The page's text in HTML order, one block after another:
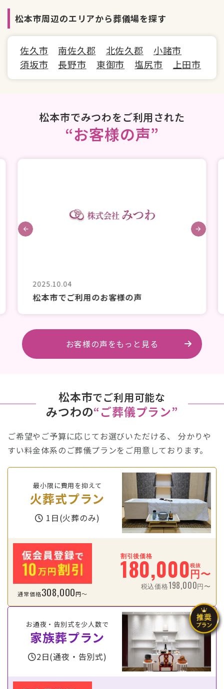
松本市周辺のエリアから葬儀場を探す
佐久市 南佐久郡 北佐久郡
小諸市
須坂市
長野市 東御市 塩尻市 上田市
松本市でみつわをご利用された
“お客様の声”
2025.10.04
松本市でご利用のお客様の声
お客様の声をもっと見る
松本市でご利用可能な
みつわの“ご葬儀プラン”
ご希望やご予算に応じてお選びいただける、
分かりや
すい料金体系のご葬儀プランをご用意しております。
最小限に費用を抑えて
火葬式プラン
1日(火葬のみ)
通常価格308,000円〜
割引後価格
180,000円〜
税抜
税込価格198,000円〜
お通夜・告別式を少人数で
家族葬プラン
2日(通夜・告別式)